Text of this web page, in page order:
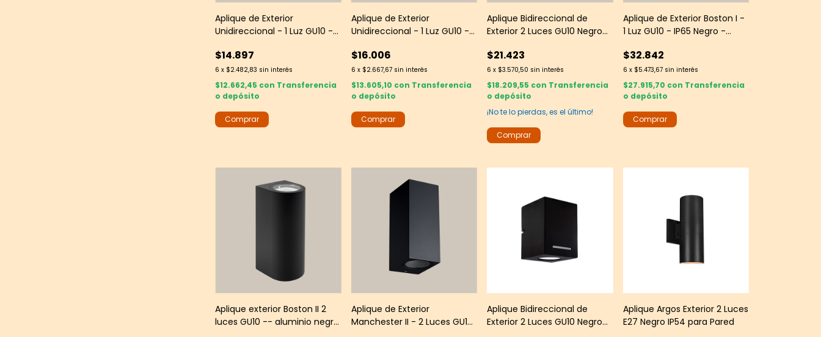
Aplique de Exterior
Unidireccional - 1 Luz GU10 -
$14.897
6 x $2.482,83 sin interés
$12.662,45 con Transferencia
o depósito
Aplique de Exterior
Unidireccional - 1 Luz GU10 -
Frontal IP44
$16.006
6 x $2.667,67 sin interés
$13.605,10 con Transferencia
o depósito
Aplique Bidireccional de
Exterior 2 Luces GU10 Negro
$21.423
6 x $3.570,50 sin interés
$18.209,55 con Transferencia
o depósito
¡No te lo pierdas, es el último!
Aplique de Exterior Boston I -
1 Luz GU10 - IP65 Negro -
$32.842
6 x $5.473,67 sin interés
$27.915,70 con Transferencia
o depósito
Aplique exterior Boston II 2
luces GU10 -- aluminio negro
Aplique de Exterior
Manchester II - 2 Luces GU10
Aplique Bidireccional de
Exterior 2 Luces GU10 Negro
Aplique Argos Exterior 2 Luces
E27 Negro IP54 para Pared